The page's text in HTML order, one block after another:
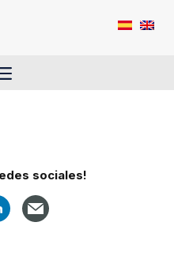
Menú
sociales!